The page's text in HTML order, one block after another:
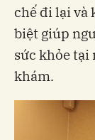
chế đi lại và
biệt giúp
sức khỏe tại
khám.